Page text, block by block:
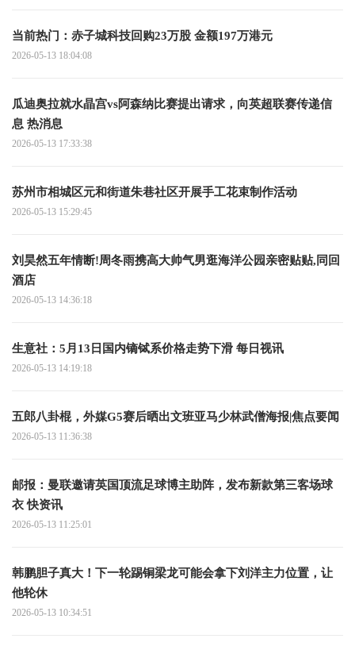
当前热门：赤子城科技回购23万股 金额197万港元
2026-05-13 18:04:08
瓜迪奥拉就水晶宫vs阿森纳比赛提出请求，向英超联赛传递信
息 热消息
2026-05-13 17:33:38
苏州市相城区元和街道朱巷社区开展手工花束制作活动
2026-05-13 15:29:45
刘昊然五年情断!周冬雨携高大帅气男逛海洋公园亲密贴贴,同回
酒店
2026-05-13 14:36:18
生意社：5月13日国内镝铽系价格走势下滑 每日视讯
2026-05-13 14:19:18
五郎八卦棍，外媒G5赛后晒出文班亚马少林武僧海报|焦点要闻
2026-05-13 11:36:38
邮报：曼联邀请英国顶流足球博主助阵，发布新款第三客场球
衣 快资讯
2026-05-13 11:25:01
韩鹏胆子真大！下一轮踢铜梁龙可能会拿下刘洋主力位置，让
他轮休
2026-05-13 10:34:51